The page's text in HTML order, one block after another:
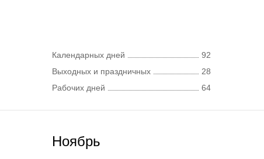
Календарных дней
92
Выходных и праздничных
28
Рабочих дней
64
Ноябрь